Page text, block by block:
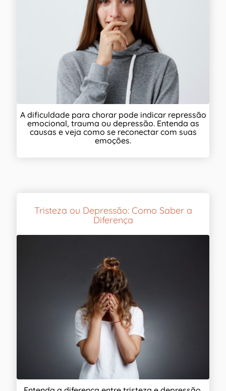
A dificuldade para chorar pode indicar repressão
emocional, trauma ou depressão. Entenda as
causas e veja como se reconectar com suas
emoções.
Tristeza ou Depressão: Como Saber a
Diferença